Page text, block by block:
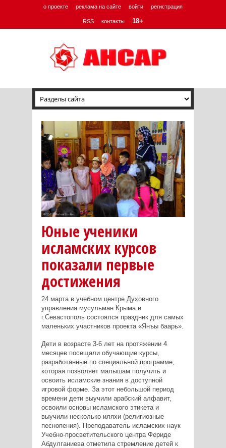
о проекте реклама на сайте войти регистрация
RSS контакты 18+
Юные ученики
исламских курсов
показали первые
достижения
24 марта в учебном центре Духовного
управления мусульман Крыма и
г.Севастополь состоялся праздник для самых
маленьких участников проекта «Янъы баарь».
Дети в возрасте 3-6 лет на протяжении 4
месяцев посещали обучающие курсы,
разработанные по специальной программе,
которая позволяет малышам получить и
освоить исламские знания в доступной
игровой форме. За этот небольшой период
времени дети выучили арабский алфавит,
освоили основы исламского этикета и
выучили несколько иляхи (религиозные
песнопения). Преподаватель исламских наук
Учебно-просветительского центра Фериде
Абдулганиева отметила стремление детей к